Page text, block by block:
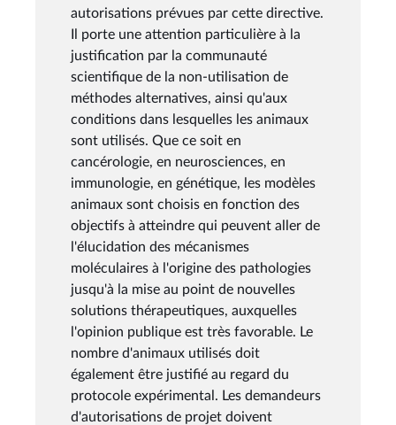
autorisations prévues par cette directive.
Il porte une attention particulière à la
justification par la communauté
scientifique de la non-utilisation de
méthodes alternatives, ainsi qu'aux
conditions dans lesquelles les animaux
sont utilisés. Que ce soit en
cancérologie, en neurosciences, en
immunologie, en génétique, les modèles
animaux sont choisis en fonction des
objectifs à atteindre qui peuvent aller de
l'élucidation des mécanismes
moléculaires à l'origine des pathologies
jusqu'à la mise au point de nouvelles
solutions thérapeutiques, auxquelles
l'opinion publique est très favorable. Le
nombre d'animaux utilisés doit
également être justifié au regard du
protocole expérimental. Les demandeurs
d'autorisations de projet doivent